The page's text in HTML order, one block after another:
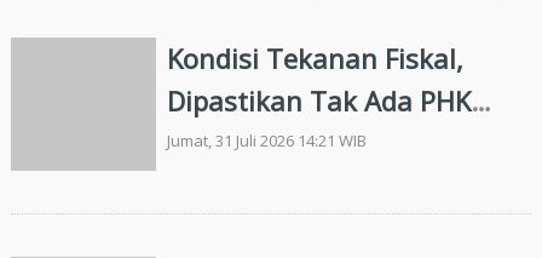
Kondisi Tekanan Fiskal,
Dipastikan Tak Ada PHK
PPPK di Riau
Jumat, 31 Juli 2026 14:21 WIB